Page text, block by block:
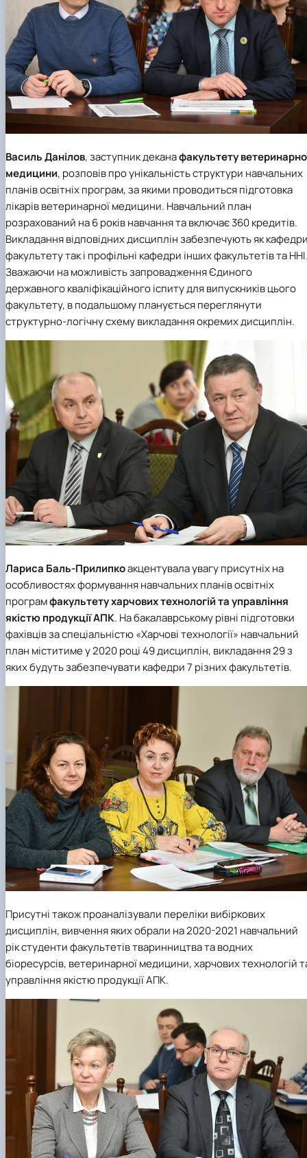
Василь Данілов, заступник деканафакультету
медицини, розповів про унікальність структури навчальних
планів освітніх програм, за якими проводиться підготовка
лікарів ветеринарної медицини. Навчальний план
розрахований на 6 років навчання та включає 360 кредитів.
Викладання відповідних дисциплін забезпечують як
факультету так і профільні кафедри інших факультетів та
Зважаючи на можливість запровадження Єдиного
державного кваліфікаційного іспиту для випускників цього
факультету, в подальшому планується переглянути
структурно-логічну схему викладання окремих дисциплін.
Лариса Баль-Прилипкоакцентувала увагу присутніх на
особливостях формування навчальних планів освітніх
програмфакультету харчових технологій та управління
якістю продукції АПК. На бакалаврському рівні підготовки
фахівців заспеціальністю «Харчові технології» навчальний
план міститиме у 2020 році 49 дисциплін, викладання 29 з
яких будуть забезпечувати кафедри 7 різних факультетів.
Присутні також проаналізували переліки вибіркових
дисциплін, вивчення яких обрали на 2020-2021 навчальний
рік студенти факультетів тваринництва та водних
біоресурсів, ветеринарної медицини, харчових технологій
управління якістю продукції АПК.